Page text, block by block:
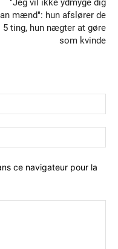
mænd": hun afslører de
5 ting, hun nægter at gøre
som kvinde
:*
:*
ce navigateur pour la